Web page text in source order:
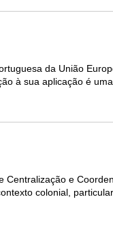
da União
à sua aplicação é
Centralização e
colonial,